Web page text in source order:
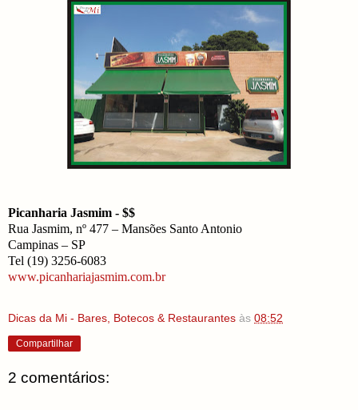
Picanharia Jasmim - $$
Rua Jasmim, nº 477 – Mansões Santo Antonio
Campinas – SP
Tel (19) 3256-6083
www.picanhariajasmim.com.br
Dicas da Mi - Bares, Botecos & Restaurantes às 08:52
Compartilhar
2 comentários: